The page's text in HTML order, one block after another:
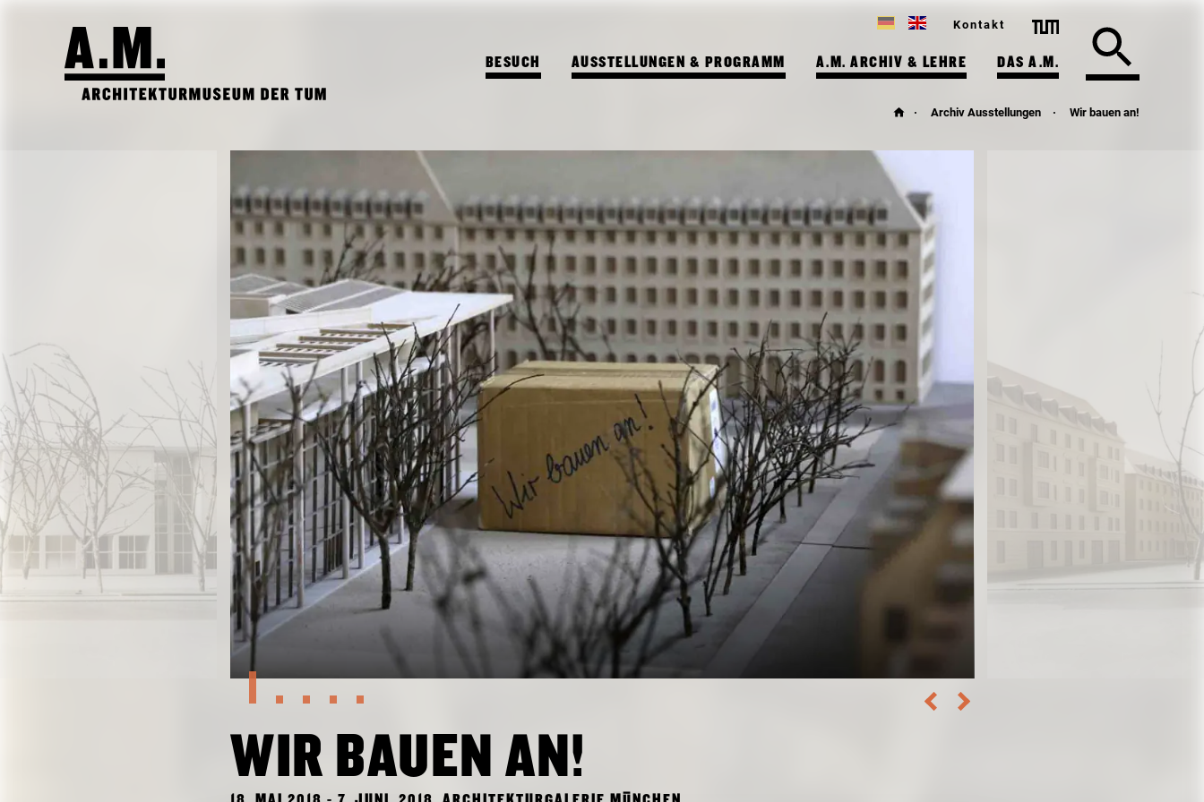
Kontakt
BESUCH AUSSTELLUNGEN & PROGRAMM A.M. ARCHIV & LEHRE DAS A.M.
Archiv Ausstellungen Wir bauen an!
WIR BAUEN AN!